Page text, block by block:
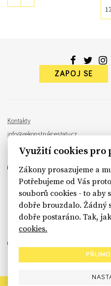
ZAPOJ SE
Kontakty
info@rekonstrukcestatu.cz
Návrh a vývoj: Sinfin , ilustrace:
sinfin.digital
Využití cookies pro
Zákony prosazujeme a
Potřebujeme od Vás
souborů cookies - to aby
dobře brouzdalo. Žádný
dobře postaráno. Tak,
cookies.